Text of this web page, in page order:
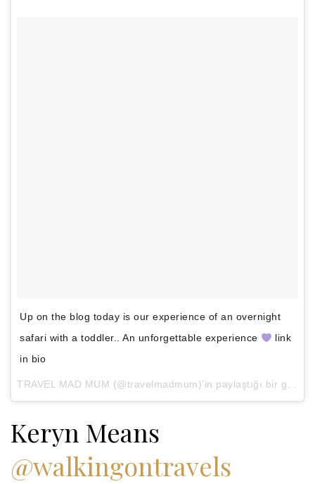
Up on the blog today is our experience of an overnight
safari with a toddler.. An unforgettable experience
link
in bio
TRAVEL MAD MUM (@travelmadmum)’in paylaştığı bir gönderi (
Keryn Means
@walkingontravels